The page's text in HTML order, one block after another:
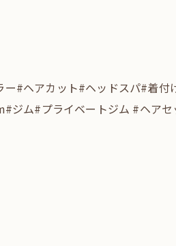
#ヘアカット#ヘッドスパ#着付
ム#プライベートジム #ヘアセ